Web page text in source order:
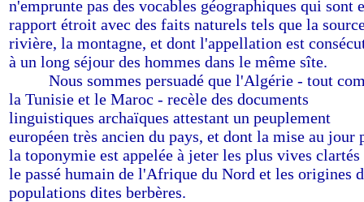
n'emprunte pas des vocables géographiques qui sont
rapport étroit avec des faits naturels tels que la
rivière, la montagne, et dont l'appellation est
à un long séjour des hommes dans le même sîte.
Nous sommes persuadé que l'Algérie - tout
la Tunisie et le Maroc - recèle des documents
linguistiques archaïques attestant un peuplement
européen très ancien du pays, et dont la mise au jour
la toponymie est appelée à jeter les plus vives clartés
le passé humain de l'Afrique du Nord et les origines
populations dites berbères.